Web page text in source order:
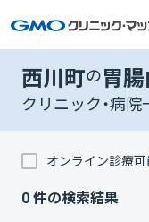
西川町の胃
クリニック・病院
オンライン診療可
0 件の検索結果